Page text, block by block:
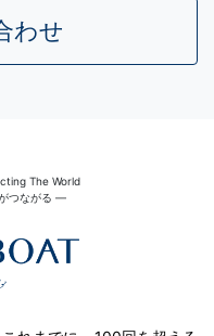
わせ
The World
つながる ―